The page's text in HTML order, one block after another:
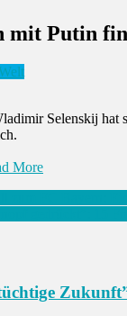
mit Putin
Selenskij hat
More